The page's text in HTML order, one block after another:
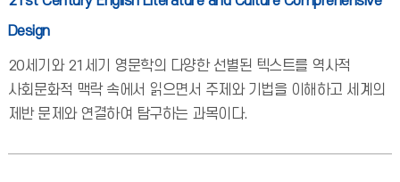
Design
20세기와 21세기 영문학의 다양한 선별된 텍스트를 역사적
사회문화적 맥락 속에서 읽으면서 주제와 기법을 이해하고 세계의
제반 문제와 연결하여 탐구하는 과목이다.